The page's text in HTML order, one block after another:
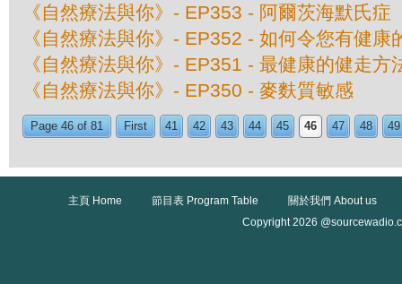
《自然療法與你》- EP353 - 阿爾茨海默氏症
《自然療法與你》- EP352 - 如何令您有健康
《自然療法與你》- EP351 - 最健康的健走方
《自然療法與你》- EP350 - 麥麩質敏感
Page 46 of 81 First 41 42 43 44 45 46 47 48 49
主頁 Home 節目表 Program Table
關於我們 About us
Copyright 2026